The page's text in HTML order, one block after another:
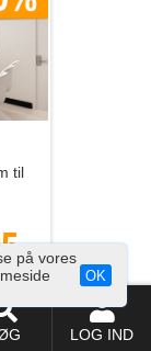
LOG IND
til
på vores
OK